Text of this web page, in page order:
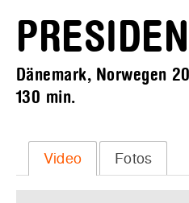
Dänemark, Norwegen
130 min.
Video Fotos